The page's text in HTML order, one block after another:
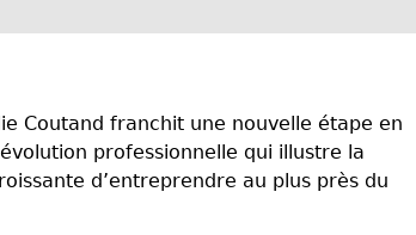
Coutand franchit une nouvelle étape en
professionnelle qui illustre la
d’entreprendre au plus près du